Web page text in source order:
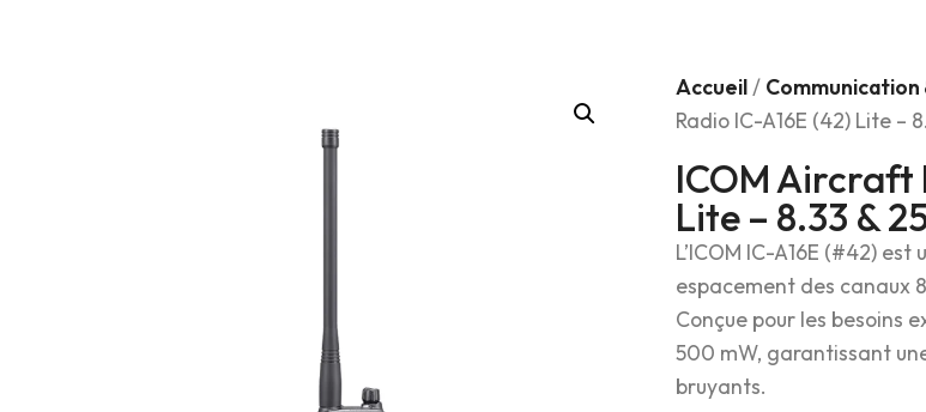
Accueil/ Communication
Radio IC-A16E (42) Lite –
ICOM Aircraft
Lite – 8.33 &
L’ICOM IC-A16E (#42)
espacement des canaux
Conçue pour les besoins
500 mW, garantissant
bruyants.